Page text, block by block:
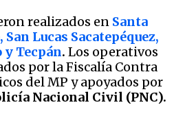
realizados en Santa
Lucas Sacatepéquez,
Tecpán. Los operativos
por la Fiscalía Contra
del MP y apoyados por
Nacional Civil (PNC).